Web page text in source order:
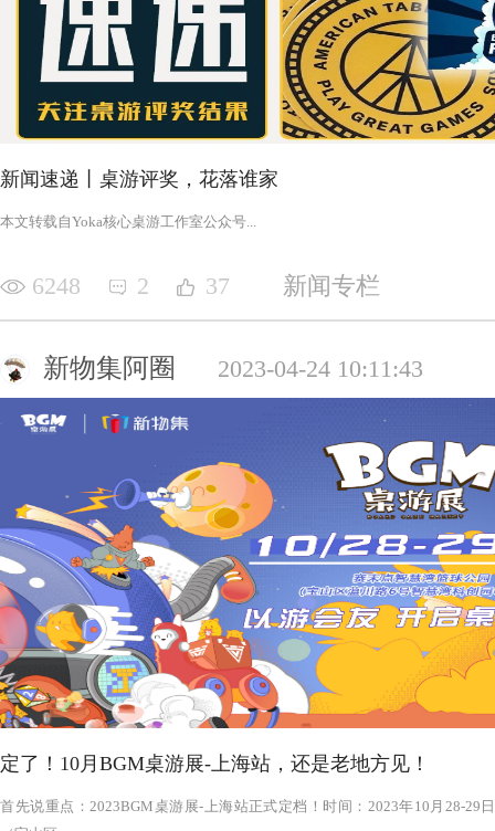
新闻速递丨桌游评奖，花落谁家
‍‍‍‍‍‍‍‍‍‍‍‍‍‍‍‍‍‍‍‍本文转载自Yoka核心桌游工作室公众号‍‍‍...
6248 2 37 新闻专栏
新物集阿圈 2023-04-24 10:11:43
定了！10月BGM桌游展-上海站，还是老地方见！
首先说重点：2023BGM桌游展-上海站正式定档！时间：2023年10月28-29